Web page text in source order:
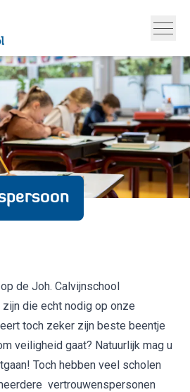
de Joh. Calvijnschool
die echt nodig op onze
toch zeker zijn beste beentje
veiligheid gaat? Natuurlijk mag u
Toch hebben veel scholen
vertrouwenspersonen